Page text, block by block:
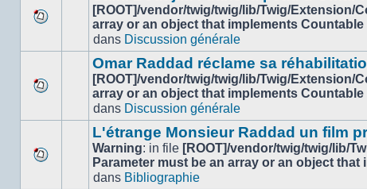
nouveau
message
[ROOT]/vendor/twig/twig/lib/Twig/Extension/
array or an object that implements Countable
dans Discussion générale
nouveau
message
Omar Raddad réclame sa
[ROOT]/vendor/twig/twig/lib/Twig/Extension/
array or an object that implements Countable
dans Discussion générale
nouveau
L'étrange Monsieur Raddad un film
Warning: in file [ROOT]/vendor/twig/twig/lib/
Parameter must be an array or an object
dans Bibliographie